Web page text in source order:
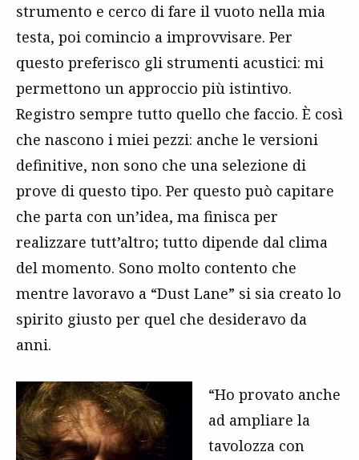
strumento e cerco di fare il vuoto nella mia
testa, poi comincio a improvvisare. Per
questo preferisco gli strumenti acustici: mi
permettono un approccio più istintivo.
Registro sempre tutto quello che faccio. È così
che nascono i miei pezzi: anche le versioni
definitive, non sono che una selezione di
prove di questo tipo. Per questo può capitare
che parta con un’idea, ma finisca per
realizzare tutt’altro; tutto dipende dal clima
del momento. Sono molto contento che
mentre lavoravo a “Dust Lane” si sia creato lo
spirito giusto per quel che desideravo da
anni.
“Ho provato anche
ad ampliare la
tavolozza con